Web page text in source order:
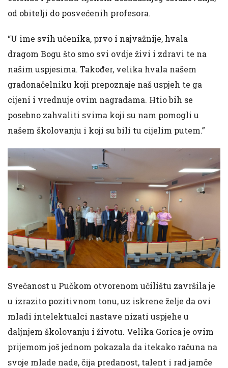
od obitelji do posvećenih profesora.
“U ime svih učenika, prvo i najvažnije, hvala
dragom Bogu što smo svi ovdje živi i zdravi te na
našim uspjesima. Također, velika hvala našem
gradonačelniku koji prepoznaje naš uspjeh te ga
cijeni i vrednuje ovim nagradama. Htio bih se
posebno zahvaliti svima koji su nam pomogli u
našem školovanju i koji su bili tu cijelim putem.”
Svečanost u Pučkom otvorenom učilištu završila je
u izrazito pozitivnom tonu, uz iskrene želje da ovi
mladi intelektualci nastave nizati uspjehe u
daljnjem školovanju i životu. Velika Gorica je ovim
prijemom još jednom pokazala da itekako računa na
svoje mlade nade, čija predanost, talent i rad jamče